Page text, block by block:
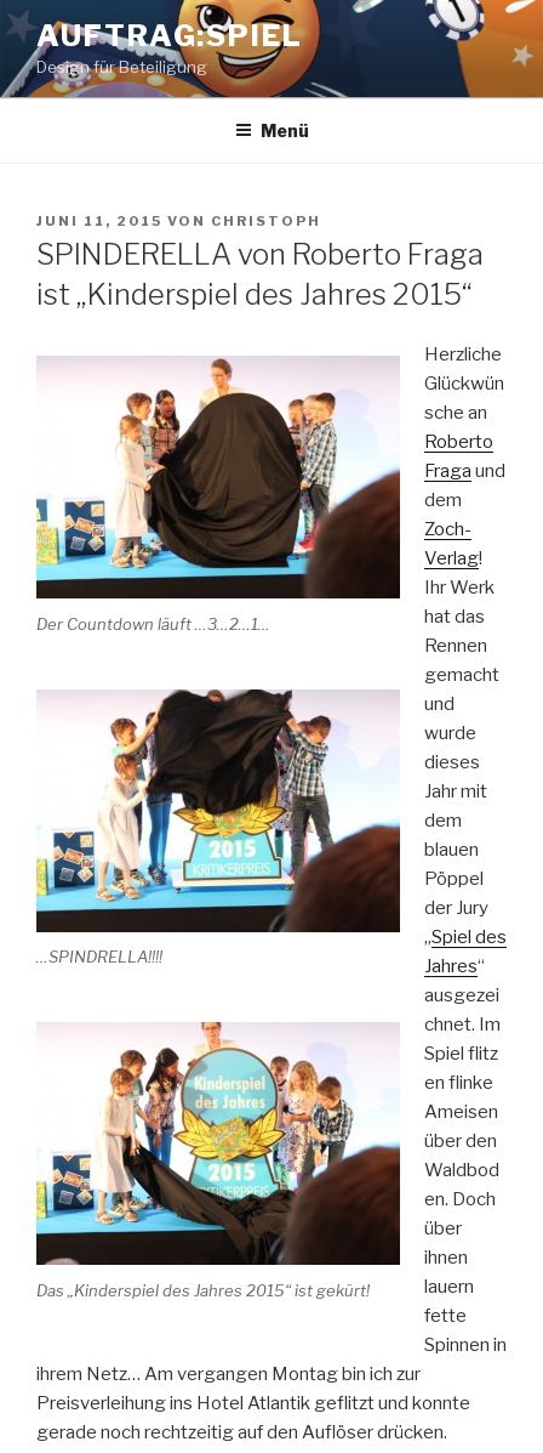
Zum
Inhalt
springen
AUFTRAG:SPIEL
Design für Beteiligung
Menü
VERÖFFENTLICHT
AM
JUNI 11, 2015 VON CHRISTOPH
SPINDERELLA von Roberto Fraga
ist „Kinderspiel des Jahres 2015“
Der Countdown läuft …3…2…1…
…SPINDRELLA!!!!
Das „Kinderspiel des Jahres 2015“ ist gekürt!
Herzliche
Glückwün
sche an
Roberto
Fraga und
dem
Zoch-
Verlag!
Ihr Werk
hat das
Rennen
gemacht
und
wurde
dieses
Jahr mit
dem
blauen
Pöppel
der Jury
„Spiel des
Jahres“
ausgezei
chnet. Im
Spiel flitz
en flinke
Ameisen
über den
Waldbod
en. Doch
über
ihnen
lauern
fette
Spinnen in
ihrem Netz… Am vergangen Montag bin ich zur
Preisverleihung ins Hotel Atlantik geflitzt und konnte
gerade noch rechtzeitig auf den Auflöser drücken.